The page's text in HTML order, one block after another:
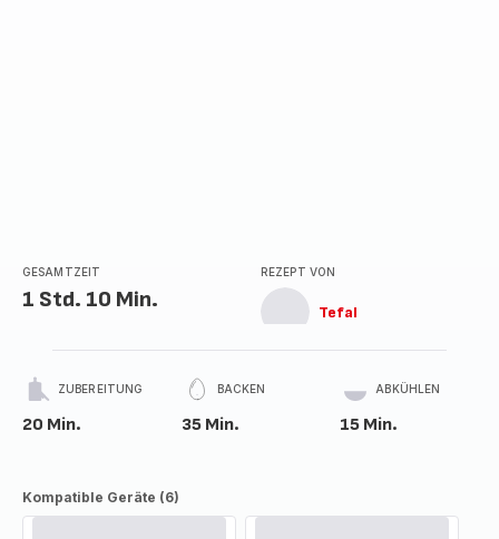
GESAMTZEIT
1 Std. 10 Min.
REZEPT VON
Tefal
ZUBEREITUNG
20 Min.
BACKEN
35 Min.
ABKÜHLEN
15 Min.
Kompatible Geräte (6)